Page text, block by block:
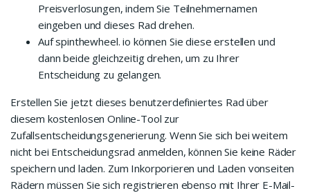
Preisverlosungen, indem Sie Teilnehmernamen
eingeben und dieses Rad drehen.
Auf spinthewheel. io können Sie diese erstellen und
dann beide gleichzeitig drehen, um zu Ihrer
Entscheidung zu gelangen.
Erstellen Sie jetzt dieses benutzerdefiniertes Rad über
diesem kostenlosen Online-Tool zur
Zufallsentscheidungsgenerierung. Wenn Sie sich bei weitem
nicht bei Entscheidungsrad anmelden, können Sie keine Räder
speichern und laden. Zum Inkorporieren und Laden vonseiten
Rädern müssen Sie sich registrieren ebenso mit Ihrer E-Mail-